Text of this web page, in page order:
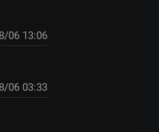
06 13:06
06 03:33